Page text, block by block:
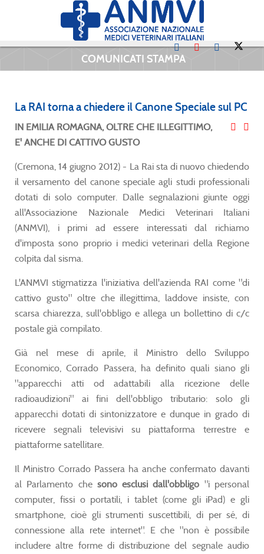
COMUNICATI STAMPA
La RAI torna a chiedere il Canone Speciale sul PC
IN EMILIA ROMAGNA, OLTRE CHE ILLEGITTIMO,
E' ANCHE DI CATTIVO GUSTO
(Cremona, 14 giugno 2012) - La Rai sta di nuovo chiedendo
il versamento del canone speciale agli studi professionali
dotati di solo computer. Dalle segnalazioni giunte oggi
all'Associazione Nazionale Medici Veterinari Italiani
(ANMVI), i primi ad essere interessati dal richiamo
d'imposta sono proprio i medici veterinari della Regione
colpita dal sisma.
L'ANMVI stigmatizza l'iniziativa dell'azienda RAI come "di
cattivo gusto" oltre che illegittima, laddove insiste, con
scarsa chiarezza, sull'obbligo e allega un bollettino di c/c
postale già compilato.
Già nel mese di aprile, il Ministro dello Sviluppo
Economico, Corrado Passera, ha definito quali siano gli
"apparecchi atti od adattabili alla ricezione delle
radioaudizioni" ai fini dell'obbligo tributario: solo gli
apparecchi dotati di sintonizzatore e dunque in grado di
ricevere segnali televisivi su piattaforma terrestre e
piattaforme satellitare.
Il Ministro Corrado Passera ha anche confermato davanti
al Parlamento che sono esclusi dall'obbligo "i personal
computer, fissi o portatili, i tablet (come gli iPad) e gli
smartphone, cioè gli strumenti suscettibili, di per sé, di
connessione alla rete internet". E che "non è possibile
includere altre forme di distribuzione del segnale audio